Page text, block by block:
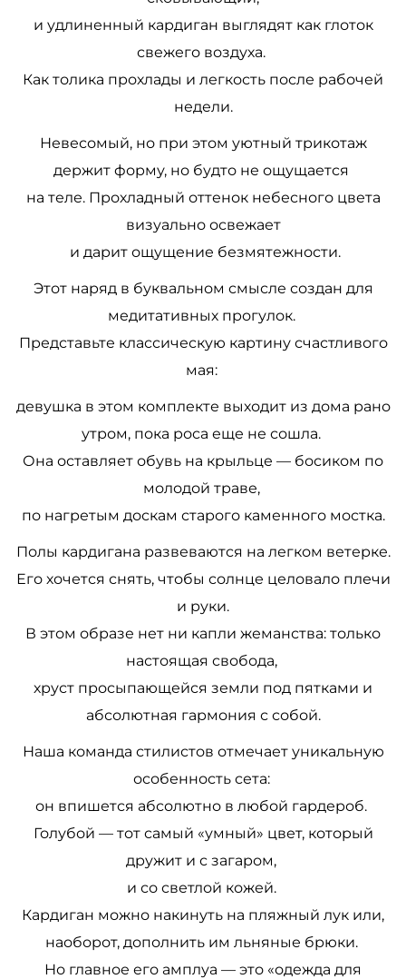
и удлиненный кардиган выглядят как глоток
свежего воздуха.
Как толика прохлады и легкость после рабочей
недели.
Невесомый, но при этом уютный трикотаж
держит форму, но будто не ощущается
на теле. Прохладный оттенок небесного цвета
визуально освежает
и дарит ощущение безмятежности.
Этот наряд в буквальном смысле создан для
медитативных прогулок.
Представьте классическую картину счастливого
мая:
девушка в этом комплекте выходит из дома рано
утром, пока роса еще не сошла.
Она оставляет обувь на крыльце — босиком по
молодой траве,
по нагретым доскам старого каменного мостка.
Полы кардигана развеваются на легком ветерке.
Его хочется снять, чтобы солнце целовало плечи
и руки.
В этом образе нет ни капли жеманства: только
настоящая свобода,
хруст просыпающейся земли под пятками и
абсолютная гармония с собой.
Наша команда стилистов отмечает уникальную
особенность сета:
он впишется абсолютно в любой гардероб.
Голубой — тот самый «умный» цвет, который
дружит и с загаром,
и со светлой кожей.
Кардиган можно накинуть на пляжный лук или,
наоборот, дополнить им льняные брюки.
Но главное его амплуа — это «одежда для